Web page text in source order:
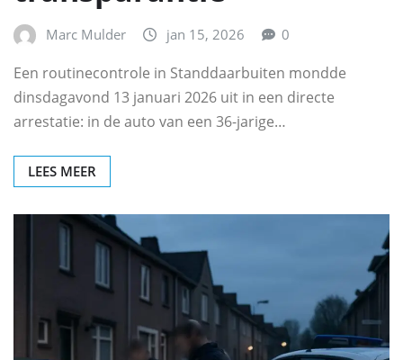
Marc Mulder jan 15, 2026 0
Een routinecontrole in Standdaarbuiten mondde
dinsdagavond 13 januari 2026 uit in een directe
arrestatie: in de auto van een 36-jarige…
LEES MEER